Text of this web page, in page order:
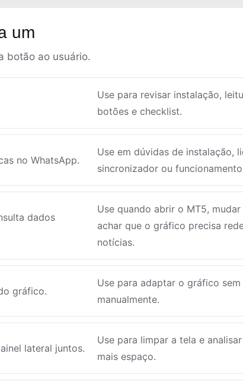
um
botão ao usuário.
Use para revisar instalação,
botões e checklist.
no WhatsApp.
Use em dúvidas de instalação,
sincronizador ou
dados
Use quando abrir o MT5,
achar que o gráfico precisa
notícias.
gráfico.
Use para adaptar o gráfico
manualmente.
lateral juntos.
Use para limpar a tela e
mais espaço.